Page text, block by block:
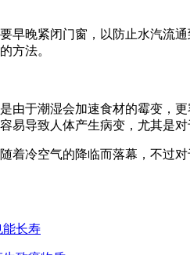
早晚紧闭门窗，以防止水汽流
方法。
由于潮湿会加速食材的霉变，
易导致人体产生病变，尤其是
着冷空气的降临而落幕，不过
能长寿